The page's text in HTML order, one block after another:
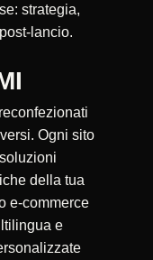
strategia,
lancio.
Ogni sito
della tua
e-commerce
e